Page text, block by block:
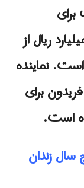
مجلس نهم» مجموعاً ۱۸ میلیارد ریال از
نماینده
برای
است.
سال ۹۸ به پنج سال زندان